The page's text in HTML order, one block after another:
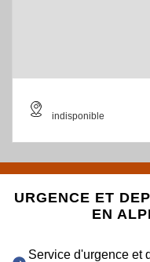
indisponible
URGENCE ET
EN
Service d'urgence et